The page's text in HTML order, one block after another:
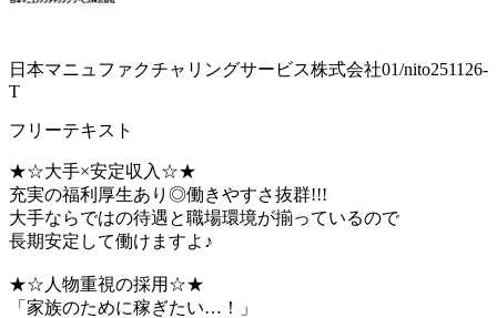
日本マニュファクチャリングサービス株式会社01/nito251126-
T
フリーテキスト
★☆大手×安定収入☆★
充実の福利厚生あり◎働きやすさ抜群!!!
大手ならではの待遇と職場環境が揃っているので
長期安定して働けますよ♪
★☆人物重視の採用☆★
「家族のために稼ぎたい…！」